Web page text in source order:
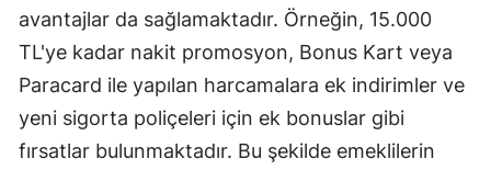
Trabzon
Tunceli
Uşak
avantajlar da sağlamaktadır. Örneğin, 15.000
TL'ye kadar nakit promosyon, Bonus Kart veya
Paracard ile yapılan harcamalara ek indirimler ve
yeni sigorta poliçeleri için ek bonuslar gibi
fırsatlar bulunmaktadır. Bu şekilde emeklilerin